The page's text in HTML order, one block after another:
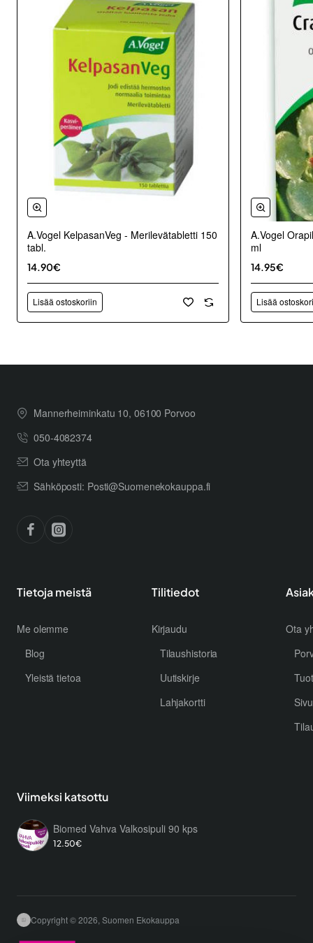
A.Vogel KelpasanVeg - Merilevätabletti 150
tabl.
14.90€
Lisää ostoskoriin
A.Vogel
ml
14.95€
Lisää
Mannerheiminkatu 10, 06100 Porvoo
050-4082374
Ota yhteyttä
Sähköposti: Posti@Suomenekokauppa.fi
Tietoja meistä
Me olemme
Blog
Yleistä tietoa
Tilitiedot
Kirjaudu
Tilaushistoria
Uutiskirje
Lahjakortti
Ota
Viimeksi katsottu
Biomed Vahva Valkosipuli 90 kps
12.50€
Copyright © 2026, Suomen Ekokauppa